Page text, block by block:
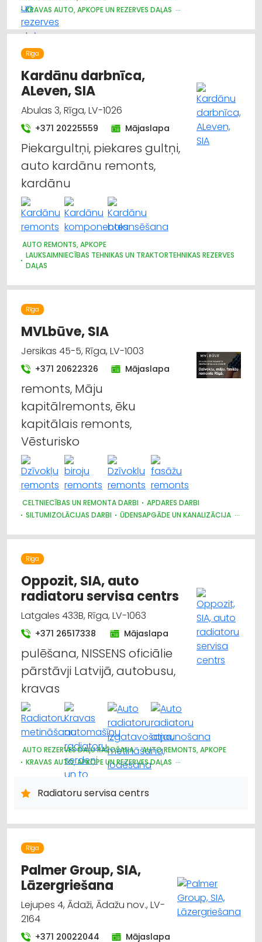
KRAVAS AUTO, APKOPE UN REZERVES DAĻAS
AUTOTRANSPORTS
Rīga
Kardānu darbnīca,
ALeven, SIA
Abulas 3, Rīga, LV-1026
+371 20225559 Mājaslapa
Piekargultņi, piekares gultņi,
auto kardānu remonts,
kardānu
AUTO REMONTS, APKOPE
LAUKSAIMNIECĪBAS TEHNIKAS UN TRAKTORTEHNIKAS REZERVES
DAĻAS
RAŽOŠANA
Rīga
MVLbūve, SIA
Jersikas 45-5, Rīga, LV-1003
+371 20622326 Mājaslapa
remonts, Māju
kapitālremonts, ēku
kapitālais remonts,
Vēsturisko
CELTNIECĪBAS UN REMONTA DARBI
APDARES DARBI
SILTUMIZOLĀCIJAS DARBI
ŪDENSAPGĀDE UN KANALIZĀCIJA
RESTAURĀCIJA
BŪVUZRAUDZĪBA, BŪVVALDES
LABIEKĀRTOŠANA, APZAĻUMOŠANA
TREPES, KĀPNES
ELEKTROMONTĀŽA, ELEKTROINSTALĀCIJA
BŪVMATERIĀLU, BŪVKONSTRUKCIJU TIRDZNIECĪBA
BŪVMATERIĀLU, BŪVKONSTRUKCIJU RAŽOŠANA
BŪVMATERIĀLU, BŪVKONSTRUKCIJU VAIRUMTIRDZNIECĪBA
Rīga
Oppozit, SIA, auto
radiatoru servisa centrs
Latgales 433B, Rīga, LV-1063
+371 26517338 Mājaslapa
pulēšana, NISSENS oficiālie
pārstāvji Latvijā, autobusu,
kravas
AUTO REZERVES DAĻU RAŽOŠANA
AUTO REMONTS, APKOPE
KRAVAS AUTO, APKOPE UN REZERVES DAĻAS
AUTO KONDICIONĒŠANAS SISTĒMAS, AUTOREFRIŽERATORI
AUTO REZERVES DAĻU TIRDZNIECĪBA
AUTO REZERVES DAĻU VAIRUMTIRDZNIECĪBA
LAUKSAIMNIECĪBAS TEHNIKAS UN TRAKTORTEHNIKAS REZERVES
Radiatoru servisa centrs
Rīga
Palmer Group, SIA,
Lāzergriešana
Lejupes 4, Ādaži, Ādažu nov., LV-
2164
+371 20022044 Mājaslapa